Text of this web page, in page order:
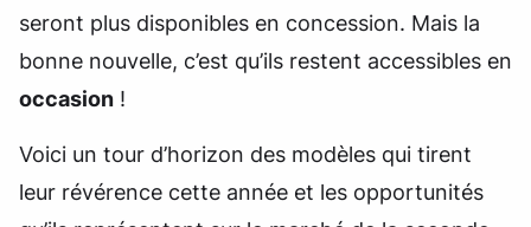
seront plus disponibles en concession. Mais la
bonne nouvelle, c’est qu’ils restent accessibles en
occasion !
Voici un tour d’horizon des modèles qui tirent
leur révérence cette année et les opportunités